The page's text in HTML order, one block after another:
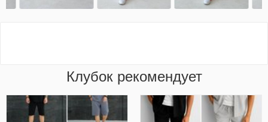
Клубок рекомендует